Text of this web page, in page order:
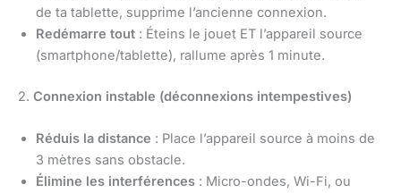
de ta tablette, supprime l’ancienne connexion.
Redémarre tout : Éteins le jouet ET l’appareil source
(smartphone/tablette), rallume après 1 minute.
2. Connexion instable (déconnexions intempestives)
Réduis la distance : Place l’appareil source à moins de
3 mètres sans obstacle.
Élimine les interférences : Micro-ondes, Wi-Fi, ou